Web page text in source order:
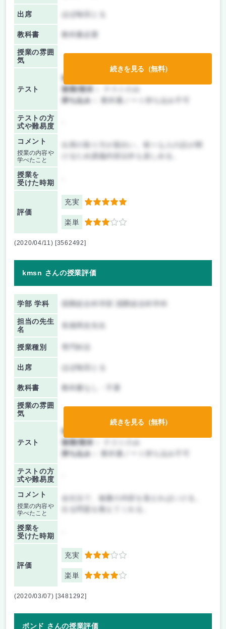
出席 ほぼ毎回とる
教科書 教科書必要
授業の雰囲
気
テスト
前期/中間：
後期/期末：
持ち込み：
教科書ノート持ち込み不可
テストの方
式や難易度
コメント
授業の内容や
学べたこと
けるため講義内容以外も楽しめる。
授業を
受けた時期
評価
充実 5
楽単 3
続きを見る（無料）
(2020/04/11) [3562492]
kmsn さんの授業評価
学部 学科 国際総合科学部 国際総合科学科
担当の先生
名
授業種別
出席 ほぼ毎回とる
教科書 教科書なし・不要
授業の雰囲
気
テスト
前期/中間：
後期/期末：
持ち込み：
教科書ノート持ち込み不可
テストの方
式や難易度
コメント
授業の内容や
学べたこと
会社法で、板書の内容を覚えればいける。
授業を
受けた時期
評価
充実 3
楽単 4
続きを見る（無料）
(2020/03/07) [3481292]
ボンド さんの授業評価